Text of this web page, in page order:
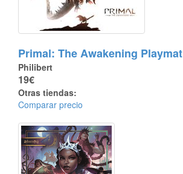
Primal: The Awakening Playmat
Philibert
19€
Otras tiendas:
Comparar precio